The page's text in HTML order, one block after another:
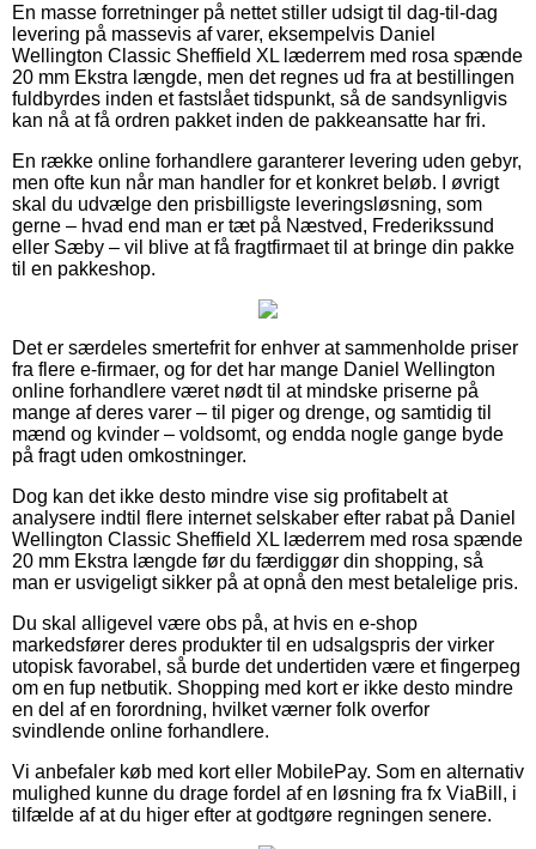
En masse forretninger på nettet stiller udsigt til dag-til-dag
levering på massevis af varer, eksempelvis Daniel
Wellington Classic Sheffield XL læderrem med rosa spænde
20 mm Ekstra længde, men det regnes ud fra at bestillingen
fuldbyrdes inden et fastslået tidspunkt, så de sandsynligvis
kan nå at få ordren pakket inden de pakkeansatte har fri.
En række online forhandlere garanterer levering uden gebyr,
men ofte kun når man handler for et konkret beløb. I øvrigt
skal du udvælge den prisbilligste leveringsløsning, som
gerne – hvad end man er tæt på Næstved, Frederikssund
eller Sæby – vil blive at få fragtfirmaet til at bringe din pakke
til en pakkeshop.
Det er særdeles smertefrit for enhver at sammenholde priser
fra flere e-firmaer, og for det har mange Daniel Wellington
online forhandlere været nødt til at mindske priserne på
mange af deres varer – til piger og drenge, og samtidig til
mænd og kvinder – voldsomt, og endda nogle gange byde
på fragt uden omkostninger.
Dog kan det ikke desto mindre vise sig profitabelt at
analysere indtil flere internet selskaber efter rabat på Daniel
Wellington Classic Sheffield XL læderrem med rosa spænde
20 mm Ekstra længde før du færdiggør din shopping, så
man er usvigeligt sikker på at opnå den mest betalelige pris.
Du skal alligevel være obs på, at hvis en e-shop
markedsfører deres produkter til en udsalgspris der virker
utopisk favorabel, så burde det undertiden være et fingerpeg
om en fup netbutik. Shopping med kort er ikke desto mindre
en del af en forordning, hvilket værner folk overfor
svindlende online forhandlere.
Vi anbefaler køb med kort eller MobilePay. Som en alternativ
mulighed kunne du drage fordel af en løsning fra fx ViaBill, i
tilfælde af at du higer efter at godtgøre regningen senere.